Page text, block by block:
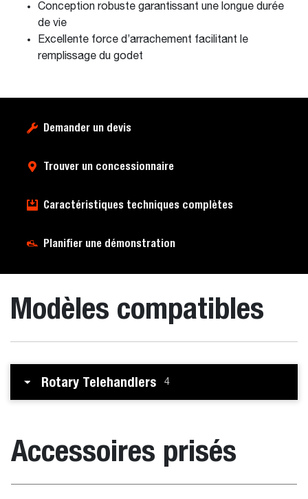
Conception robuste garantissant une longue durée
de vie
Excellente force d’arrachement facilitant le
remplissage du godet
Demander un devis
Trouver un concessionnaire
Caractéristiques techniques complètes
Planifier une démonstration
Modèles compatibles
Rotary Telehandlers 4
Accessoires prisés